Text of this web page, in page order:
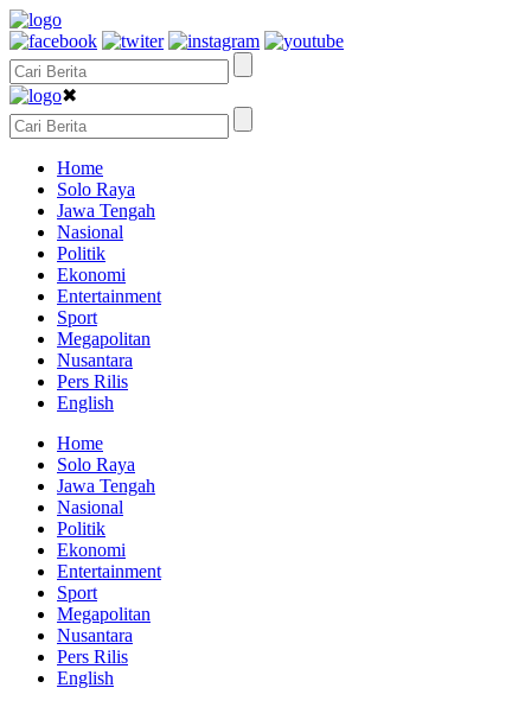
✖
Home
Solo Raya
Jawa Tengah
Nasional
Politik
Ekonomi
Entertainment
Sport
Megapolitan
Nusantara
Pers Rilis
English
Home
Solo Raya
Jawa Tengah
Nasional
Politik
Ekonomi
Entertainment
Sport
Megapolitan
Nusantara
Pers Rilis
English